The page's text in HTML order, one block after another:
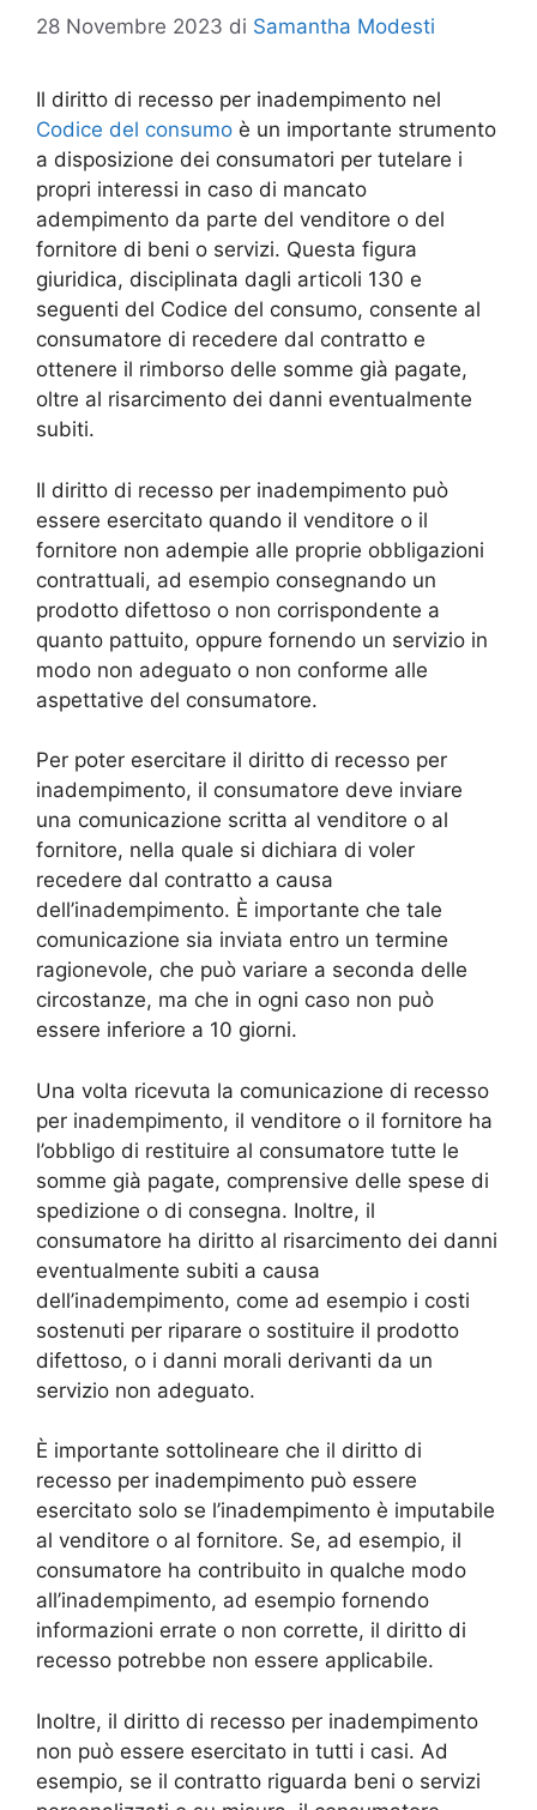
28 Novembre 2023 di Samantha Modesti
Il diritto di recesso per inadempimento nel
Codice del consumo è un importante strumento
a disposizione dei consumatori per tutelare i
propri interessi in caso di mancato
adempimento da parte del venditore o del
fornitore di beni o servizi. Questa figura
giuridica, disciplinata dagli articoli 130 e
seguenti del Codice del consumo, consente al
consumatore di recedere dal contratto e
ottenere il rimborso delle somme già pagate,
oltre al risarcimento dei danni eventualmente
subiti.
Il diritto di recesso per inadempimento può
essere esercitato quando il venditore o il
fornitore non adempie alle proprie obbligazioni
contrattuali, ad esempio consegnando un
prodotto difettoso o non corrispondente a
quanto pattuito, oppure fornendo un servizio in
modo non adeguato o non conforme alle
aspettative del consumatore.
Per poter esercitare il diritto di recesso per
inadempimento, il consumatore deve inviare
una comunicazione scritta al venditore o al
fornitore, nella quale si dichiara di voler
recedere dal contratto a causa
dell’inadempimento. È importante che tale
comunicazione sia inviata entro un termine
ragionevole, che può variare a seconda delle
circostanze, ma che in ogni caso non può
essere inferiore a 10 giorni.
Una volta ricevuta la comunicazione di recesso
per inadempimento, il venditore o il fornitore ha
l’obbligo di restituire al consumatore tutte le
somme già pagate, comprensive delle spese di
spedizione o di consegna. Inoltre, il
consumatore ha diritto al risarcimento dei danni
eventualmente subiti a causa
dell’inadempimento, come ad esempio i costi
sostenuti per riparare o sostituire il prodotto
difettoso, o i danni morali derivanti da un
servizio non adeguato.
È importante sottolineare che il diritto di
recesso per inadempimento può essere
esercitato solo se l’inadempimento è imputabile
al venditore o al fornitore. Se, ad esempio, il
consumatore ha contribuito in qualche modo
all’inadempimento, ad esempio fornendo
informazioni errate o non corrette, il diritto di
recesso potrebbe non essere applicabile.
Inoltre, il diritto di recesso per inadempimento
non può essere esercitato in tutti i casi. Ad
esempio, se il contratto riguarda beni o servizi